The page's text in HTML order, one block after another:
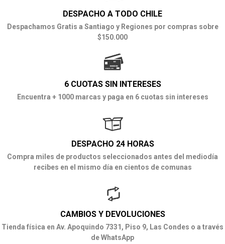
DESPACHO A TODO CHILE
Despachamos Gratis a Santiago y Regiones por compras sobre
$150.000
6 CUOTAS SIN INTERESES
Encuentra + 1000 marcas y paga en 6 cuotas sin intereses
DESPACHO 24 HORAS
Compra miles de productos seleccionados antes del mediodía
recibes en el mismo día en cientos de comunas
CAMBIOS Y DEVOLUCIONES
Tienda física en Av. Apoquindo 7331, Piso 9, Las Condes o a través
de WhatsApp